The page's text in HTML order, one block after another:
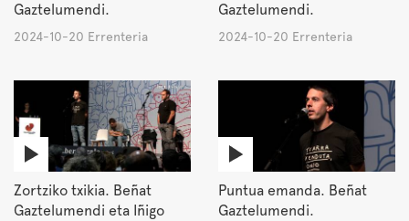
Gaztelumendi.
2024-10-20 Errenteria
Gaztelumendi.
2024-10-20 Errenteria
Zortziko txikia. Beñat
Gaztelumendi eta Iñigo
Puntua emanda. Beñat
Gaztelumendi.